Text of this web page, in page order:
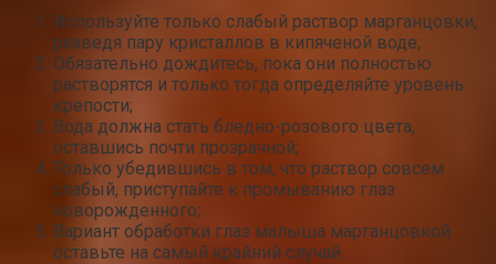
Используйте только слабый раствор марганцовки,
разведя пару кристаллов в кипяченой воде;
Обязательно дождитесь, пока они полностью
растворятся и только тогда определяйте уровень
крепости;
Вода должна стать бледно-розового цвета,
оставшись почти прозрачной;
Только убедившись в том, что раствор совсем
слабый, приступайте к промыванию глаз
новорожденного;
Вариант обработки глаз малыша марганцовкой
оставьте на самый крайний случай.